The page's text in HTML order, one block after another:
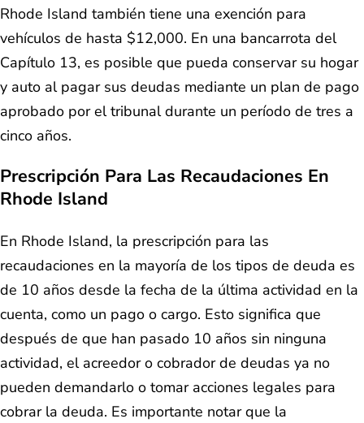
Rhode Island también tiene una exención para
vehículos de hasta $12,000. En una bancarrota del
Capítulo 13, es posible que pueda conservar su hogar
y auto al pagar sus deudas mediante un plan de pago
aprobado por el tribunal durante un período de tres a
cinco años.
Prescripción Para Las Recaudaciones En
Rhode Island
En Rhode Island, la prescripción para las
recaudaciones en la mayoría de los tipos de deuda es
de 10 años desde la fecha de la última actividad en la
cuenta, como un pago o cargo. Esto significa que
después de que han pasado 10 años sin ninguna
actividad, el acreedor o cobrador de deudas ya no
pueden demandarlo o tomar acciones legales para
cobrar la deuda. Es importante notar que la